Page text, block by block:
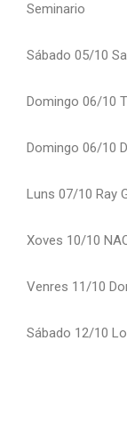
Seminario
Sábado 05/10
Domingo 06/10
Domingo 06/10
Luns 07/10 Ray
Xoves 10/10
Venres 11/10
Sábado 12/10